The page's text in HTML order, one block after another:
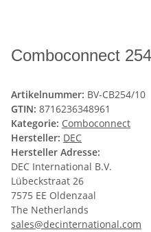
Comboconnect
Artikelnummer: BV-CB254/10
GTIN: 8716236348961
Kategorie: Comboconnect
Hersteller: DEC
Hersteller Adresse:
DEC International B.V.
Lübeckstraat 26
7575 EE Oldenzaal
The Netherlands
sales@decinternational.com